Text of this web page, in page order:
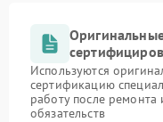
Используются
сертификацию
работу после
обязательств